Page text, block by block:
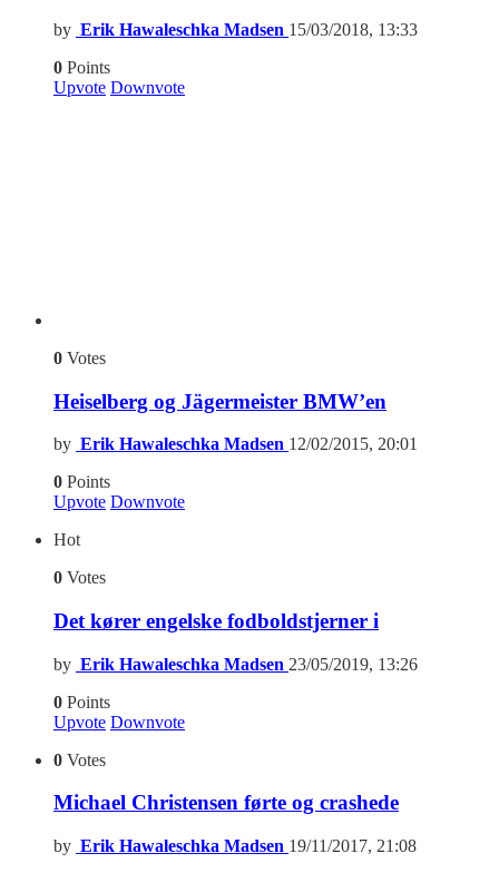
by Erik Hawaleschka Madsen 15/03/2018, 13:33
0 Points
Upvote Downvote
0 Votes
Heiselberg og Jägermeister BMW’en
by Erik Hawaleschka Madsen 12/02/2015, 20:01
0 Points
Upvote Downvote
Hot
0 Votes
Det kører engelske fodboldstjerner i
by Erik Hawaleschka Madsen 23/05/2019, 13:26
0 Points
Upvote Downvote
0 Votes
Michael Christensen førte og crashede
by Erik Hawaleschka Madsen 19/11/2017, 21:08